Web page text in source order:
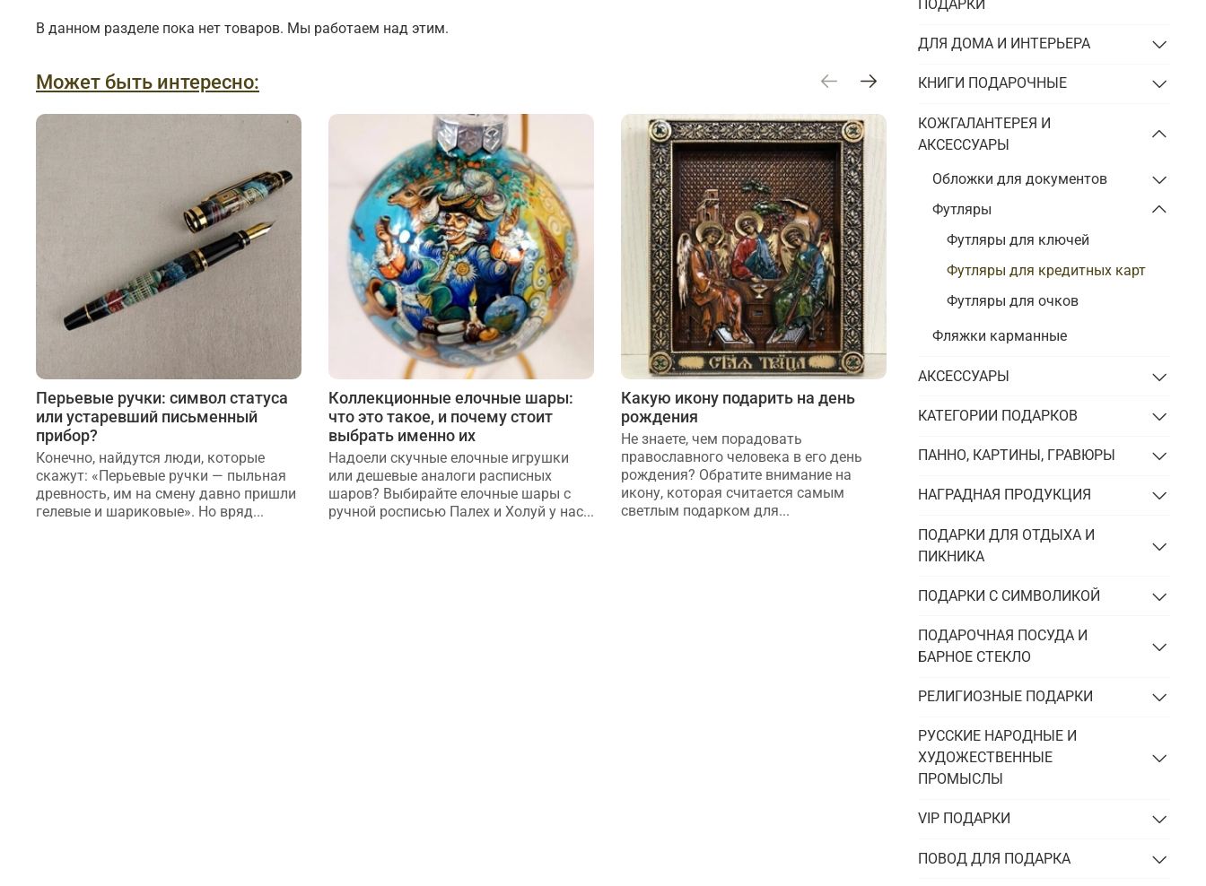
Подарки брокеру
Подарки строителю
Подарки энергетику
В данном разделе пока нет товаров. Мы работаем над этим.
Может быть интересно:
Перьевые ручки: символ статуса
или устаревший письменный
прибор?
Конечно, найдутся люди, которые
скажут: «Перьевые ручки — пыльная
древность, им на смену давно пришли
гелевые и шариковые». Но вряд...
Коллекционные елочные шары:
что это такое, и почему стоит
выбрать именно их
Надоели скучные елочные игрушки
или дешевые аналоги расписных
шаров? Выбирайте елочные шары с
ручной росписью Палех и Холуй у нас...
Какую икону подарить на день
рождения
Не знаете, чем порадовать
православного человека в его день
рождения? Обратите внимание на
икону, которая считается самым
светлым подарком для...
профессиональным праздникам
профессиональным праздникам.
в процессе. Презенты, которые
профессиональных праздников.
ПОДАРКИ
ДЛЯ ДОМА И ИНТЕРЬЕРА
КНИГИ ПОДАРОЧНЫЕ
КОЖГАЛАНТЕРЕЯ И
АКСЕССУАРЫ
Обложки для документов
Футляры
Футляры для ключей
Футляры для кредитных карт
Футляры для очков
Фляжки карманные
АКСЕССУАРЫ
КАТЕГОРИИ ПОДАРКОВ
ПАННО, КАРТИНЫ, ГРАВЮРЫ
НАГРАДНАЯ ПРОДУКЦИЯ
ПОДАРКИ ДЛЯ ОТДЫХА И
ПИКНИКА
ПОДАРКИ С СИМВОЛИКОЙ
ПОДАРОЧНАЯ ПОСУДА И
БАРНОЕ СТЕКЛО
РЕЛИГИОЗНЫЕ ПОДАРКИ
РУССКИЕ НАРОДНЫЕ И
ХУДОЖЕСТВЕННЫЕ
ПРОМЫСЛЫ
VIP ПОДАРКИ
ПОВОД ДЛЯ ПОДАРКА